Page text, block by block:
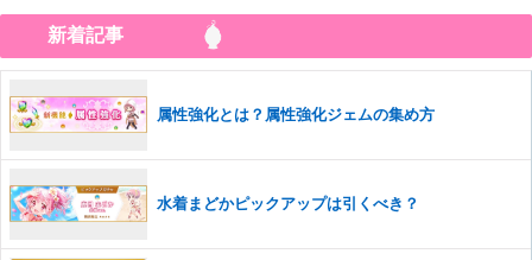
新着記事
属性強化とは？属性強化ジェムの集め方
水着まどかピックアップは引くべき？